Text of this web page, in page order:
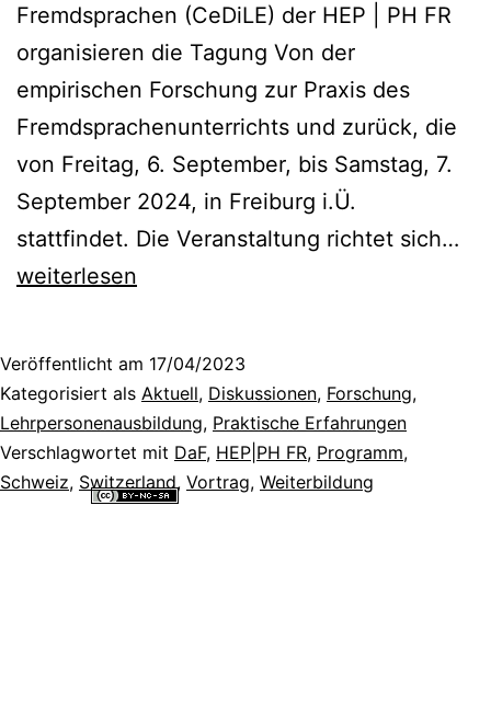
Fremdsprachen (CeDiLE) der HEP | PH FR
organisieren die Tagung Von der
empirischen Forschung zur Praxis des
Fremdsprachenunterrichts und zurück, die
von Freitag, 6. September, bis Samstag, 7.
September 2024, in Freiburg i.Ü.
stattfindet. Die Veranstaltung richtet sich…
weiterlesen
Veröffentlicht am 17/04/2023
Kategorisiert als Aktuell, Diskussionen, Forschung,
Lehrpersonenausbildung, Praktische Erfahrungen
Verschlagwortet mit DaF, HEP|PH FR, Programm,
Schweiz, Switzerland, Vortrag, Weiterbildung